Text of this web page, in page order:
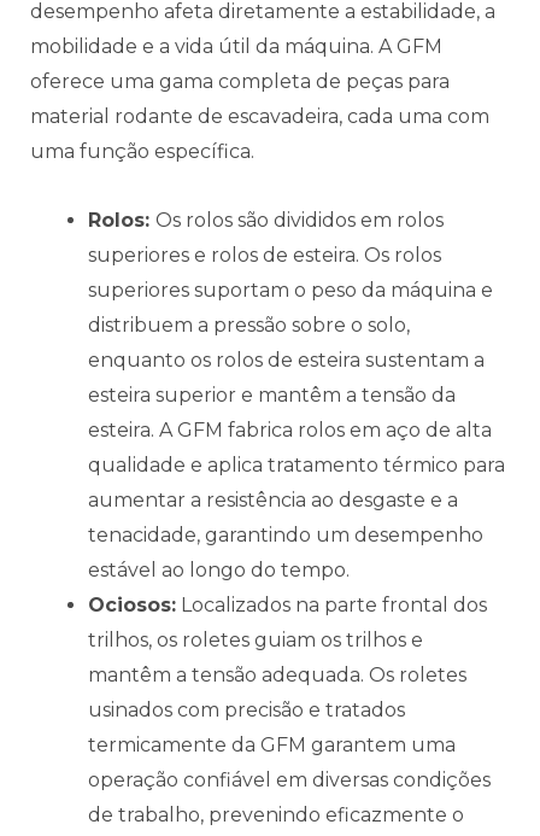
desempenho afeta diretamente a estabilidade, a
mobilidade e a vida útil da máquina. A GFM
oferece uma gama completa de peças para
material rodante de escavadeira, cada uma com
uma função específica.
Rolos: Os rolos são divididos em rolos
superiores e rolos de esteira. Os rolos
superiores suportam o peso da máquina e
distribuem a pressão sobre o solo,
enquanto os rolos de esteira sustentam a
esteira superior e mantêm a tensão da
esteira. A GFM fabrica rolos em aço de alta
qualidade e aplica tratamento térmico para
aumentar a resistência ao desgaste e a
tenacidade, garantindo um desempenho
estável ao longo do tempo.
Ociosos: Localizados na parte frontal dos
trilhos, os roletes guiam os trilhos e
mantêm a tensão adequada. Os roletes
usinados com precisão e tratados
termicamente da GFM garantem uma
operação confiável em diversas condições
de trabalho, prevenindo eficazmente o